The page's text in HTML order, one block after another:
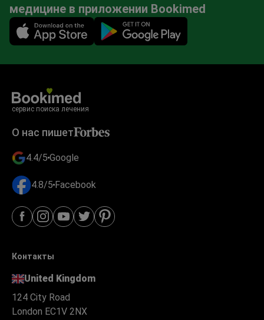
медицине в приложении Bookimed
Mobile app illustration
сервис поиска лечения
О нас пишет
4.4/5 Google
4.8/5 Facebook
Контакты
United Kingdom
124 City Road
London EC1V 2NX